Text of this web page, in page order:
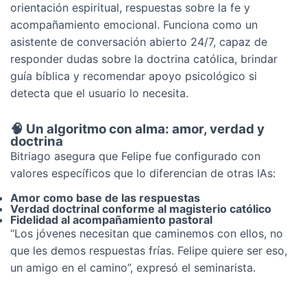
orientación espiritual, respuestas sobre la fe y
acompañamiento emocional. Funciona como un
asistente de conversación abierto 24/7, capaz de
responder dudas sobre la doctrina católica, brindar
guía bíblica y recomendar apoyo psicológico si
detecta que el usuario lo necesita.
🧠 Un algoritmo con alma: amor, verdad y
doctrina
Bitriago asegura que Felipe fue configurado con
valores específicos que lo diferencian de otras IAs:
Amor como base de las respuestas
Verdad doctrinal conforme al magisterio católico
Fidelidad al acompañamiento pastoral
“Los jóvenes necesitan que caminemos con ellos, no
que les demos respuestas frías. Felipe quiere ser eso,
un amigo en el camino”, expresó el seminarista.